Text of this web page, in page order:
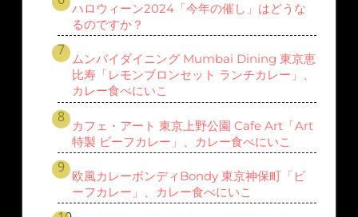
ハロウィーン2024「今年の催し」はどうな
るのですか？
ムンバイダイニング Mumbai Dining 東京恵
比寿「レモンブロンセット ランチカレー」、
カレー食べにいこ
カフェ・アート 東京上野公園 Cafe Art「Art
特製 ビーフカレー」、カレー食べにいこ
欧風カレーボンディBondy 東京神保町「ビ
ーフカレー」、カレー食べにいこ